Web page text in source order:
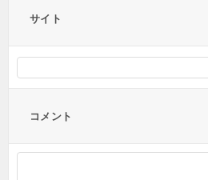
サイト
コメント